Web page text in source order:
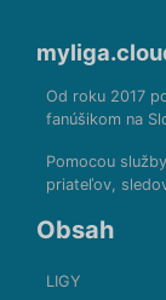
Od roku 2017
fanúšikom na
Pomocou
priateľov,
Obsah
LIGY